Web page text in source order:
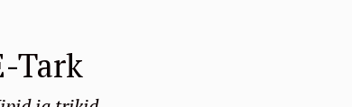
Tark